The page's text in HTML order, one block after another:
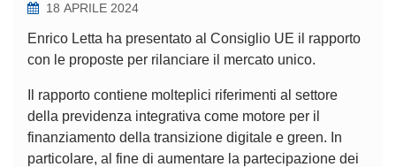
18 APRILE 2024
Enrico Letta ha presentato al Consiglio UE il rapporto
con le proposte per rilanciare il mercato unico.
Il rapporto contiene molteplici riferimenti al settore
della previdenza integrativa come motore per il
finanziamento della transizione digitale e green. In
particolare, al fine di aumentare la partecipazione dei